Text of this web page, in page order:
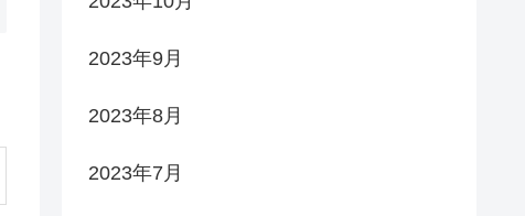
2023年9月
2023年8月
2023年7月